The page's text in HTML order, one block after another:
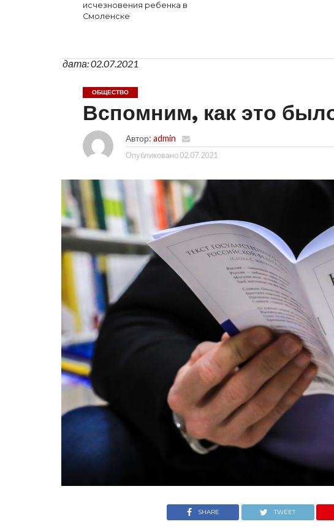
исчезновения ребенка в
Смоленске
дата: 02.07.2021
ОБЩЕСТВО
Вспомним, как это
Автор: admin
Опубликовано 02.07.2021
SHARE TWEET